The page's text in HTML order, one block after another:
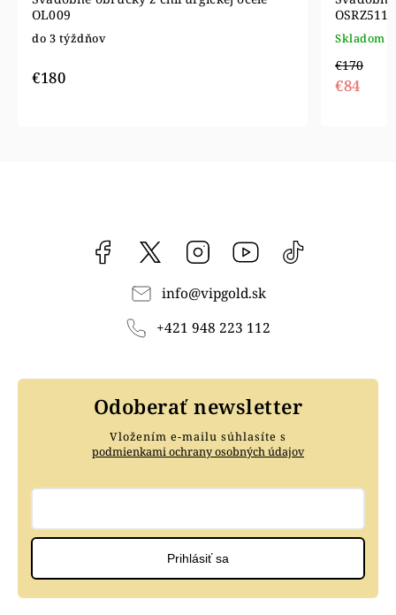
OL009
do 3 týždňov
€180
OSRZ5118
Skladom
€170
€84
Facebook vipgoldsk Instagram YouTube
info@vipgold.sk
+421 948 223 112
Odoberať newsletter
Vložením e-mailu súhlasíte s
podmienkami ochrany osobných údajov
Prihlásiť sa